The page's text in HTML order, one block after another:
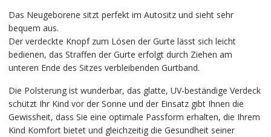
Das Neugeborene sitzt perfekt im Autositz und sieht sehr
bequem aus.
Der verdeckte Knopf zum Lösen der Gurte lässt sich leicht
bedienen, das Straffen der Gurte erfolgt durch Ziehen am
unteren Ende des Sitzes verbleibenden Gurtband.
Die Polsterung ist wunderbar, das glatte, UV-beständige Verdeck
schützt Ihr Kind vor der Sonne und der Einsatz gibt Ihnen die
Gewissheit, dass Sie eine optimale Passform erhalten, die Ihrem
Kind Komfort bietet und gleichzeitig die Gesundheit seiner